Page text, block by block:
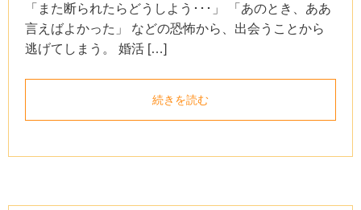
「また断られたらどうしよう･･･」 「あのとき、ああ
言えばよかった」 などの恐怖から、出会うことから
逃げてしまう。 婚活 […]
続きを読む